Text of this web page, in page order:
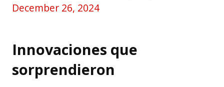
December 26, 2024
Innovaciones que
sorprendieron